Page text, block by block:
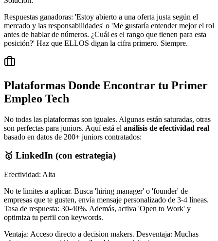
Respuestas ganadoras: 'Estoy abierto a una oferta justa según el
mercado y las responsabilidades' o 'Me gustaría entender mejor el rol
antes de hablar de números. ¿Cuál es el rango que tienen para esta
posición?' Haz que ELLOS digan la cifra primero. Siempre.
Plataformas Donde Encontrar tu Primer
Empleo Tech
No todas las plataformas son iguales. Algunas están saturadas, otras
son perfectas para juniors. Aquí está el análisis de efectividad real
basado en datos de 200+ juniors contratados:
🥇 LinkedIn (con estrategia)
Efectividad: Alta
No te limites a aplicar. Busca 'hiring manager' o 'founder' de
empresas que te gusten, envía mensaje personalizado de 3-4 líneas.
Tasa de respuesta: 30-40%. Además, activa 'Open to Work' y
optimiza tu perfil con keywords.
Ventaja: Acceso directo a decision makers. Desventaja: Muchas